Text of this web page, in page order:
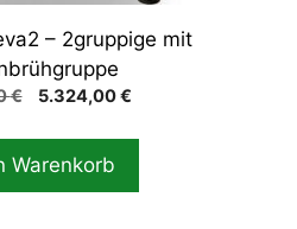
– 2gruppige mit
€
Ursprünglicher
war:
5.725,00 €
5.324,00€Aktueller
ist:
Warenkorb